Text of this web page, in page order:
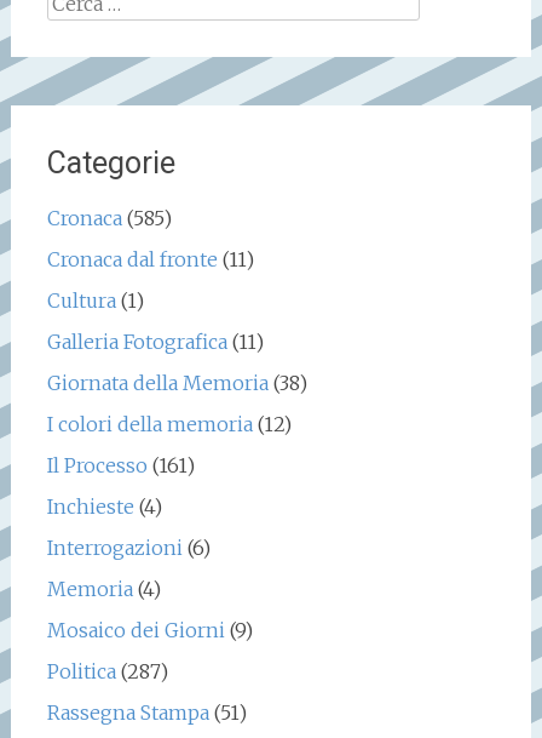
Categorie
Cronaca(585)
Cronaca dal fronte (11)
Cultura(1)
Galleria Fotografica(11)
Giornata della Memoria(38)
I colori della memoria(12)
Il Processo (161)
Inchieste (4)
Interrogazioni(6)
Memoria(4)
Mosaico dei Giorni(9)
Politica(287)
Rassegna Stampa(51)